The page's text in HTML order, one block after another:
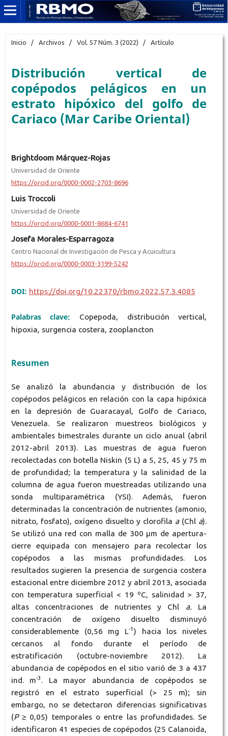
Inicio / Archivos / Vol. 57 Núm. 3 (2022) / Artículo
Distribución vertical de
copépodos pelágicos en un
estrato hipóxico del golfo de
Cariaco (Mar Caribe Oriental)
Brightdoom Márquez-Rojas
Universidad de Oriente
https://orcid.org/0000-0002-2703-8696
Luis Troccoli
Universidad de Oriente
https://orcid.org/0000-0001-8684-6741
Josefa Morales-Esparragoza
Centro Nacional de Investigación de Pesca y Acuicultura
https://orcid.org/0000-0003-3199-5242
DOI: https://doi.org/10.22370/rbmo.2022.57.3.4085
Palabras clave:
Copepoda, distribución vertical,
hipoxia, surgencia costera, zooplancton
Resumen
Se analizó la abundancia y distribución de los
copépodos pelágicos en relación con la capa hipóxica
en la depresión de Guaracayal, Golfo de Cariaco,
Venezuela. Se realizaron muestreos biológicos y
ambientales bimestrales durante un ciclo anual (abril
2012-abril 2013). Las muestras de agua fueron
recolectadas con botella Niskin (5 L) a 5, 25, 45 y 75 m
de profundidad; la temperatura y la salinidad de la
columna de agua fueron muestreadas utilizando una
sonda multiparamétrica (YSI). Además, fueron
determinadas la concentración de nutrientes (amonio,
nitrato, fosfato), oxígeno disuelto y clorofila a(Chl a).
Se utilizó una red con malla de 300 µm de apertura-
cierre equipada con mensajero para recolectar los
copépodos a las mismas profundidades. Los
resultados sugieren la presencia de surgencia costera
estacional entre diciembre 2012 y abril 2013, asociada
con temperatura superficial < 19 ºC, salinidad > 37,
altas concentraciones de nutrientes y Chl a. La
concentración de oxígeno disuelto disminuyó
considerablemente (0,56 mg L-1 ) hacia los niveles
cercanos al fondo durante el período de
estratificación (octubre-noviembre 2012). La
abundancia de copépodos en el sitio varió de 3 a 437
ind. m-3 . La mayor abundancia de copépodos se
registró en el estrato superficial (> 25 m); sin
embargo, no se detectaron diferencias significativas
(P≥ 0,05) temporales o entre las profundidades. Se
identificaron 41 especies de copépodos (25 Calanoida,